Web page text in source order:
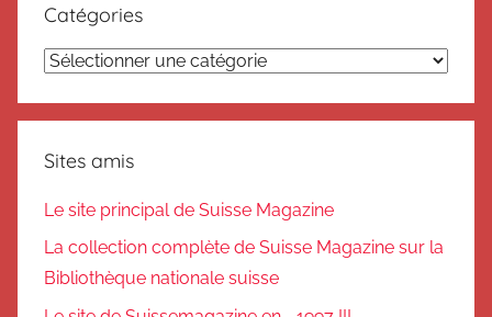
Catégories
Catégories
Sites amis
Le site principal de Suisse Magazine
La collection complète de Suisse Magazine sur la
Bibliothèque nationale suisse